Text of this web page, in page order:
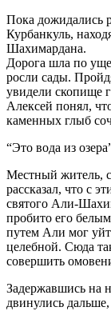
Пока дожидались
Курбанкуль,
Шахимардана.
Дорога шла по
росли сады.
увидели скопище
Алексей понял,
каменных глыб
“Это вода из
Местный житель,
рассказал, что с
святого Али-
пробито его
путем Али мог
целебной. Сюда
совершить
Задержавшись на
двинулись